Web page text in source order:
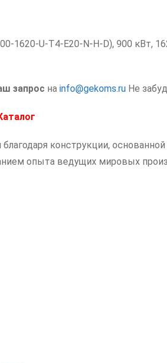
N-
VEDA
преобразователь
900
кВт
1620-U-T4-E20-N-H-D), 900 кВт,
запрос на info@gekoms.ru Не
конструкции,
опыта ведущих мировых